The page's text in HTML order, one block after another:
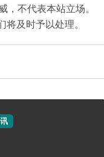
不代表本站立场。
及时予以处理。